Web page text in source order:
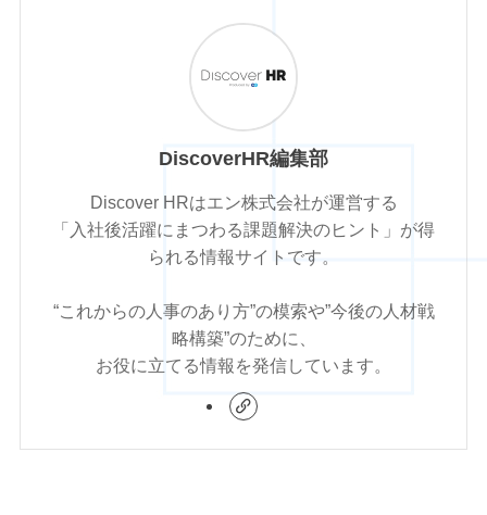
DiscoverHR編集部
Discover HRはエン株式会社が運営する
「入社後活躍にまつわる課題解決のヒント」が得
られる情報サイトです。
“これからの人事のあり方”の模索や”今後の人材戦
略構築”のために、
お役に立てる情報を発信しています。